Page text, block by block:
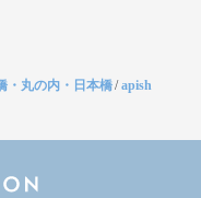
・丸の内・日本橋/apish